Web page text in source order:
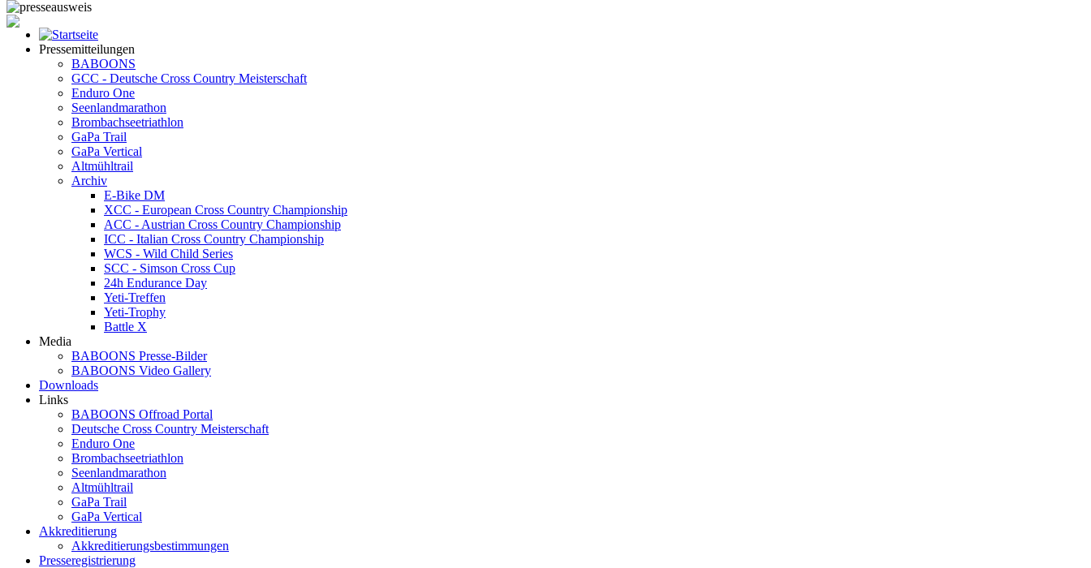
Pressemitteilungen
BABOONS
GCC - Deutsche Cross Country Meisterschaft
Enduro One
Seenlandmarathon
Brombachseetriathlon
GaPa Trail
GaPa Vertical
Altmühltrail
Archiv
E-Bike DM
XCC - European Cross Country Championship
ACC - Austrian Cross Country Championship
ICC - Italian Cross Country Championship
WCS - Wild Child Series
SCC - Simson Cross Cup
24h Endurance Day
Yeti-Treffen
Yeti-Trophy
Battle X
Media
BABOONS Presse-Bilder
BABOONS Video Gallery
Downloads
Links
BABOONS Offroad Portal
Deutsche Cross Country Meisterschaft
Enduro One
Brombachseetriathlon
Seenlandmarathon
Altmühltrail
GaPa Trail
GaPa Vertical
Akkreditierung
Akkreditierungsbestimmungen
Presseregistrierung